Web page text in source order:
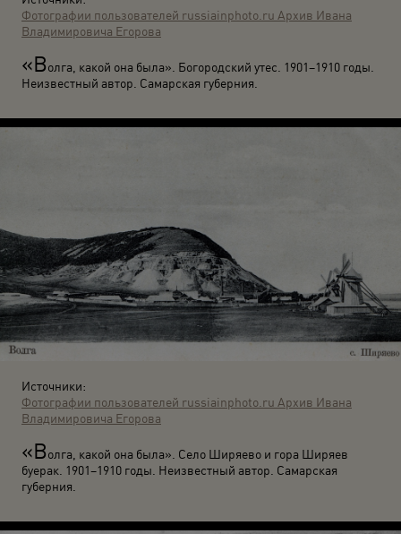
Фотографии пользователей russiainphoto.ru Архив Ивана
Владимировича Егорова
«Волга, какой она была». Богородский утес. 1901–1910 годы.
Неизвестный автор. Самарская губерния.
Источники:
Фотографии пользователей russiainphoto.ru Архив Ивана
Владимировича Егорова
«Волга, какой она была». Село Ширяево и гора Ширяев
буерак. 1901–1910 годы. Неизвестный автор. Самарская
губерния.